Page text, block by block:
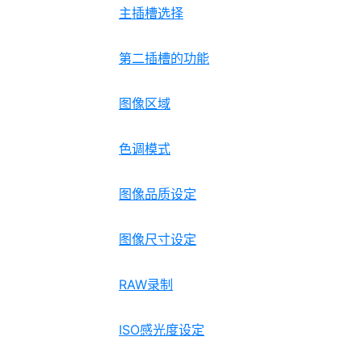
主插槽选择
第二插槽的功能
图像区域
色调模式
图像品质设定
图像尺寸设定
RAW录制
ISO感光度设定